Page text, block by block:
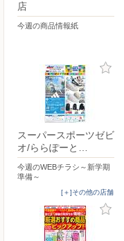
店
今週の商品情報紙
スーパースポーツゼビ
オ/ららぽーと…
今週のWEBチラシ～新学期
準備～
[＋]その他の店舗